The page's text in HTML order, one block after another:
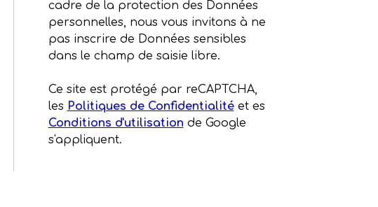
cadre de la protection des Données
personnelles, nous vous invitons à ne
pas inscrire de Données sensibles
dans le champ de saisie libre.
Ce site est protégé par reCAPTCHA,
les Politiques de Confidentialitéet es
Conditions d'utilisation de Google
s'appliquent.